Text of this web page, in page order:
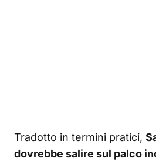
Tradotto in termini pratici,
dovrebbe salire sul palco